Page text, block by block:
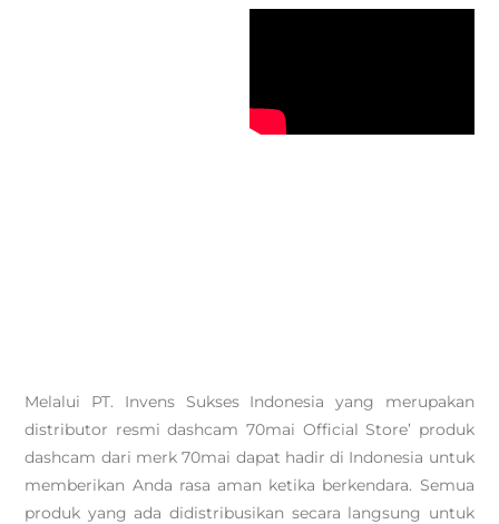
Melalui PT. Invens Sukses Indonesia yang merupakan
distributor resmi dashcam 70mai Official Store’ produk
dashcam dari merk 70mai dapat hadir di Indonesia untuk
memberikan Anda rasa aman ketika berkendara. Semua
produk yang ada didistribusikan secara langsung untuk